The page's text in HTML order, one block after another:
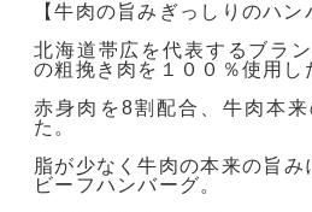
【牛肉の旨みぎっしりのハン
北海道帯広を代表するブラ
の粗挽き肉を１００％使用し
赤身肉を8割配合、牛肉本
た。
脂が少なく牛肉の本来の旨
ビーフハンバーグ。